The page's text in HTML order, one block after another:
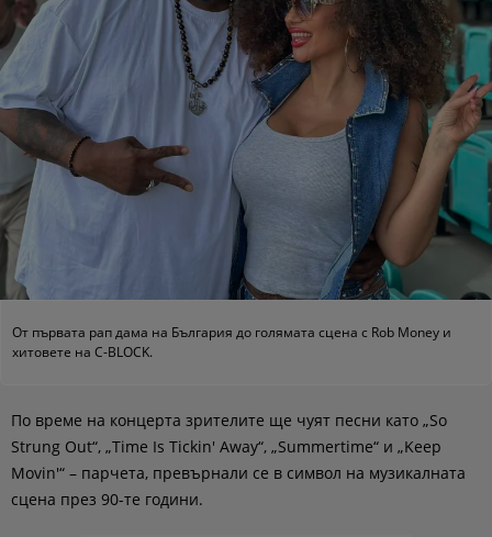
От първата рап дама на България до голямата сцена с Rob Money и
хитовете на C-BLOCK.
По време на концерта зрителите ще чуят песни като „So
Strung Out“, „Time Is Tickin' Away“, „Summertime“ и „Keep
Movin'“ – парчета, превърнали се в символ на музикалната
сцена през 90-те години.